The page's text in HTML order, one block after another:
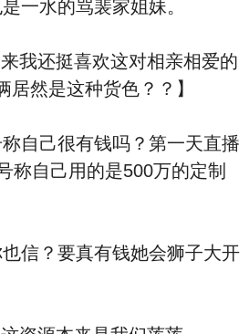
水的骂裴家姐妹。
还挺喜欢这对相亲相爱的
然是这种货色？？】
己很有钱吗？第一天直播
称自己用的是500万的定制
？要真有钱她会狮子大开